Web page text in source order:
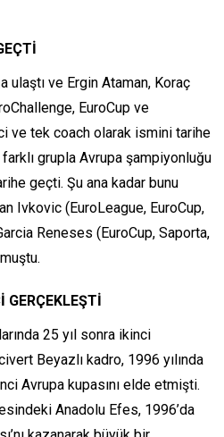
ulaştı ve Ergin Ataman, Koraç
EuroCup ve
ve tek coach olarak ismini tarihe
farklı grupla Avrupa şampiyonluğu
geçti. Şu ana kadar bunu
Ivkovic (EuroLeague, EuroCup,
Reneses (EuroCup, Saporta,
GERÇEKLEŞTİ
25 yıl sonra ikinci
Beyazlı kadro, 1996 yılında
Avrupa kupasını elde etmişti.
Anadolu Efes, 1996’da